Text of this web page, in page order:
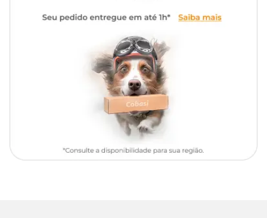
Meça o diâmetro da palma da mão e confira as medidas indicadas;